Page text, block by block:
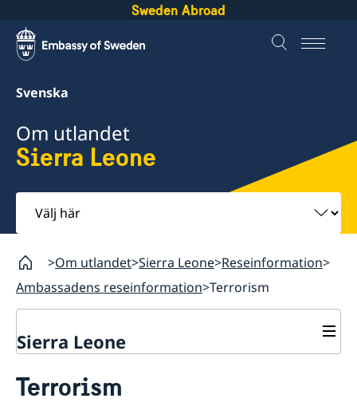
Sweden Abroad
Svenska
Om utlandet
Sierra Leone
Välj
här
Om utlandet Sierra Leone Reseinformation
Ambassadens reseinformation Terrorism
Sierra Leone
Hjälp till svenskar i Sierra Leone
Terrorism